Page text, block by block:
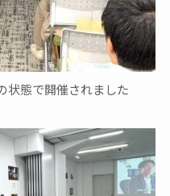
状態で開催されました